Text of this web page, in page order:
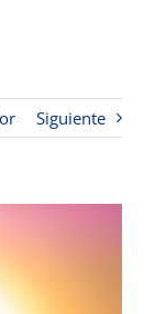
Siguiente